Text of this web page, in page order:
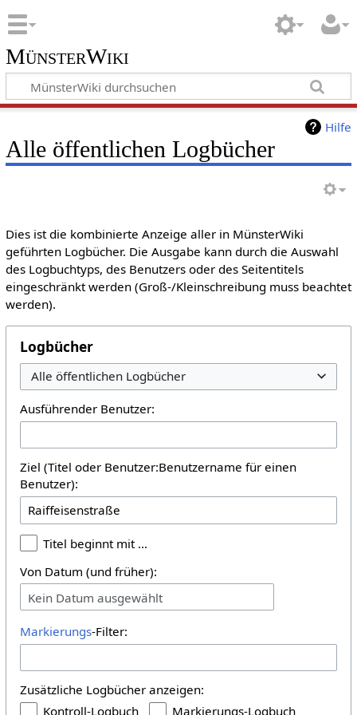
MünsterWiki
Hilfe
Alle öffentlichen Logbücher
Dies ist die kombinierte Anzeige aller in MünsterWiki
geführten Logbücher. Die Ausgabe kann durch die Auswahl
des Logbuchtyps, des Benutzers oder des Seitentitels
eingeschränkt werden (Groß-/Kleinschreibung muss beachtet
werden).
Logbücher
Alle öffentlichen Logbücher
Ausführender Benutzer:
Ziel (Titel oder Benutzer:Benutzername für einen
Benutzer):
Titel beginnt mit …
Von Datum (und früher):
Kein Datum ausgewählt
Markierungs-Filter:
Zusätzliche Logbücher anzeigen:
Kontroll-Logbuch
Markierungs-Logbuch